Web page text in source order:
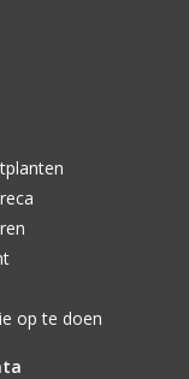
op te doen